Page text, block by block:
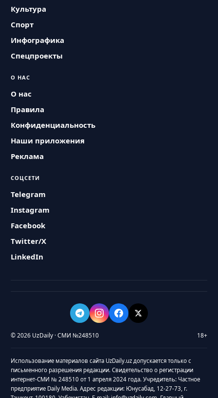
Культура
Спорт
Инфографика
Спецпроекты
О НАС
О нас
Правила
Конфиденциальность
Наши приложения
Реклама
СОЦСЕТИ
Telegram
Instagram
Facebook
Twitter/X
LinkedIn
© 2026 UzDaily · СМИ №248510 18+
Использование материалов сайта UzDaily.uz допускается только с
письменного разрешения редакции. Свидетельство о регистрации
интернет-СМИ № 248510 от 1 апреля 2024 года. Учредитель: Частное
предприятие Daily Media. Адрес редакции: Юнусабад, 12-27-73, г.